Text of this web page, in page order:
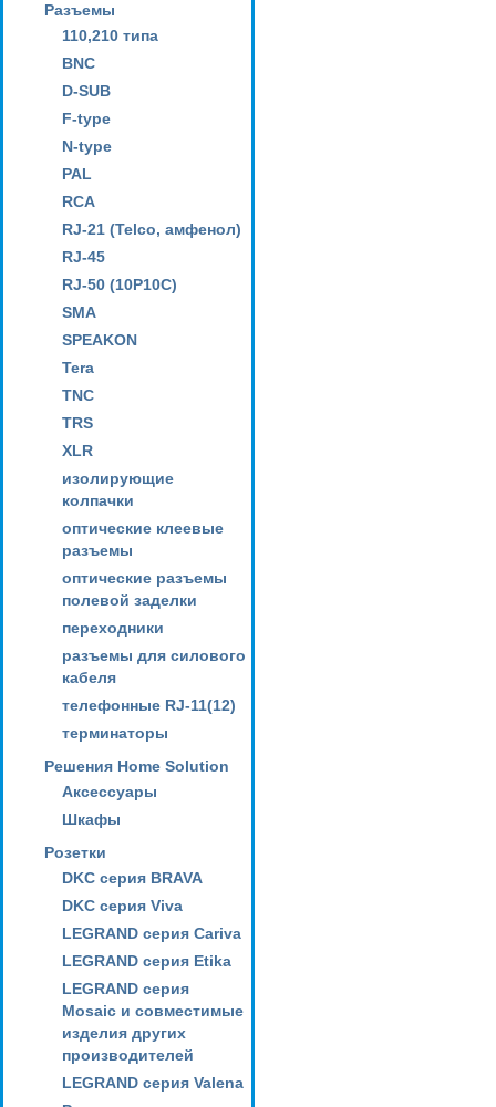
Разъемы
110,210 типа
BNC
D-SUB
F-type
N-type
PAL
RCA
RJ-21 (Telco, амфенол)
RJ-45
RJ-50 (10P10C)
SMA
SPEAKON
Tera
TNC
TRS
XLR
изолирующие
колпачки
оптические клеевые
разъемы
оптические разъемы
полевой заделки
переходники
разъемы для силового
кабеля
телефонные RJ-11(12)
терминаторы
Решения Home Solution
Аксессуары
Шкафы
Розетки
DKC серия BRAVA
DKC серия Viva
LEGRAND серия Cariva
LEGRAND серия Etika
LEGRAND серия
Mosaic и совместимые
изделия других
производителей
LEGRAND серия Valena